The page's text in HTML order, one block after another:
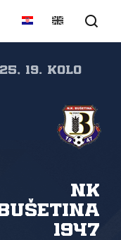
19. kolo
NK
1947